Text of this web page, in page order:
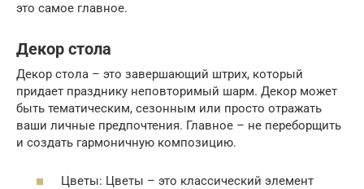
это самое главное.
Декор стола
Декор стола – это завершающий штрих, который
придает празднику неповторимый шарм. Декор может
быть тематическим, сезонным или просто отражать
ваши личные предпочтения. Главное – не переборщить
и создать гармоничную композицию.
Цветы: Цветы – это классический элемент